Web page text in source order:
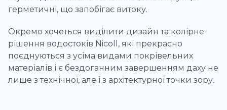
герметичні, що запобігає витоку.
Окремо хочеться виділити дизайн та колірне
рішення водостоків Nicoll, які прекрасно
поєднуються з усіма видами покрівельних
матеріалів і є бездоганним завершенням даху не
лише з технічної, але і з архітектурної точки зору.